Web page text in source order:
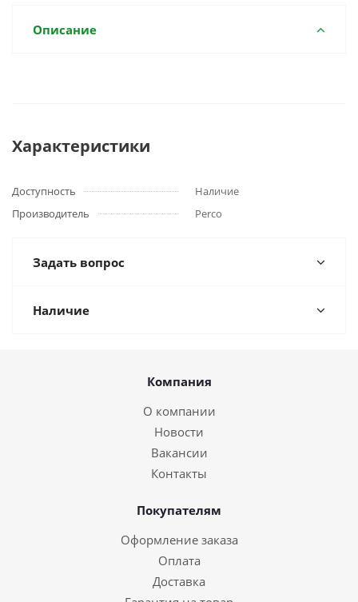
Описание
Характеристики
Доступность
Наличие
Производитель
Perco
Задать вопрос
Наличие
Компания
О компании
Новости
Вакансии
Контакты
Покупателям
Оформление заказа
Оплата
Доставка